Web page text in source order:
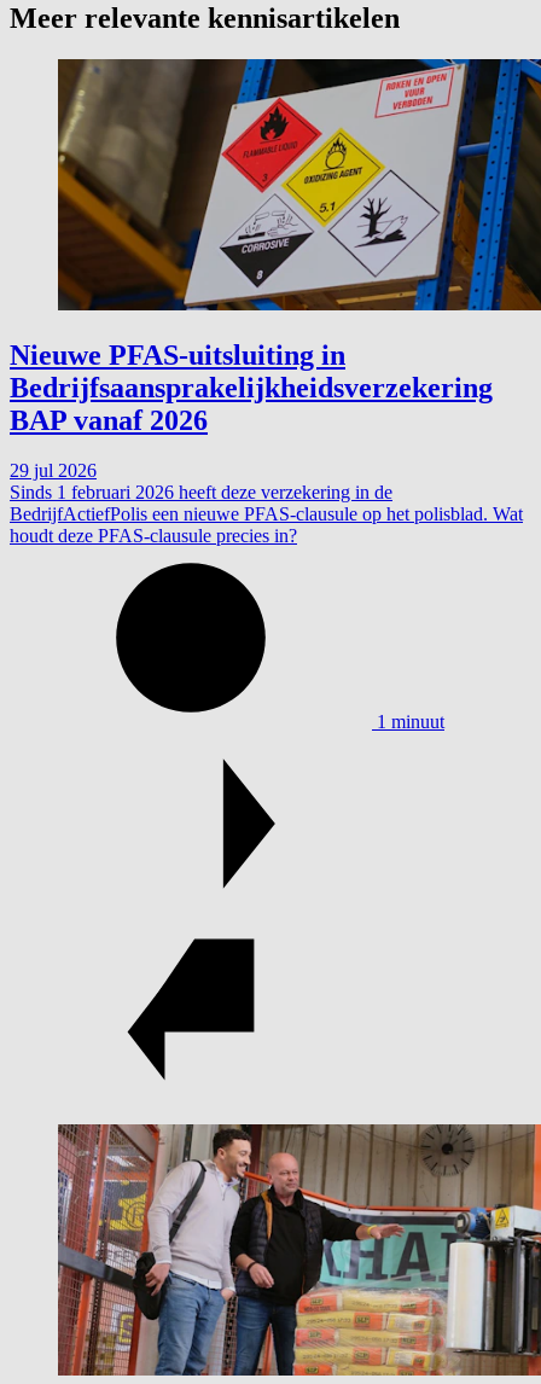
Meer relevante kennisartikelen
Nieuwe PFAS-uitsluiting in
Bedrijfsaansprakelijkheidsverzekering
BAP vanaf 2026
29 jul 2026
Sinds 1 februari 2026 heeft deze verzekering in de
BedrijfActiefPolis een nieuwe PFAS-clausule op het polisblad. Wat
houdt deze PFAS-clausule precies in?
1 minuut